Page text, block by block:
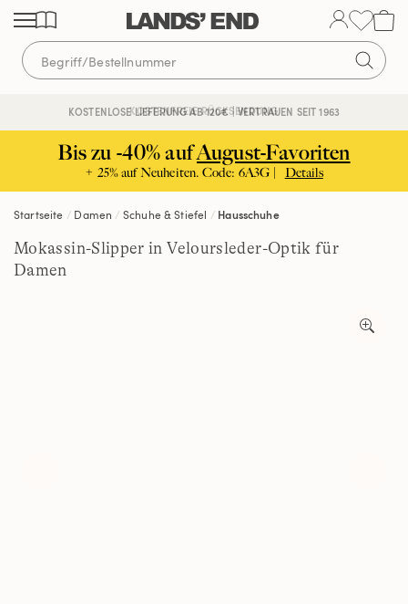
Direkt
zum
Inhalt
Direkt
zur
Navigation
Direkt
zur
Suche
KOSTENLOSE LIEFERUNG AB 120€ | VERTRAUEN SEIT 1963
KOSTENFREIE RÜCKSENDUNG
Bis zu -40% aufAugust-Favoriten
+ 25% auf Neuheiten. Code: 6A3G | Details
Startseite Damen Schuhe & Stiefel Hausschuhe
Mokassin-Slipper in Veloursleder-Optik für
Damen